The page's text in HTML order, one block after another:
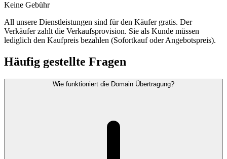
Keine Gebühr
All unsere Dienstleistungen sind für den Käufer gratis. Der
Verkäufer zahlt die Verkaufsprovision. Sie als Kunde müssen
lediglich den Kaufpreis bezahlen (Sofortkauf oder Angebotspreis).
Häufig gestellte Fragen
Wie funktioniert die Domain Übertragung?